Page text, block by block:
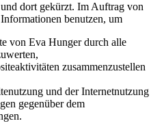
dort gekürzt. Im Auftrag von
benutzen, um
von Eva Hunger durch alle
zusammenzustellen
und der Internetnutzung
gegenüber dem